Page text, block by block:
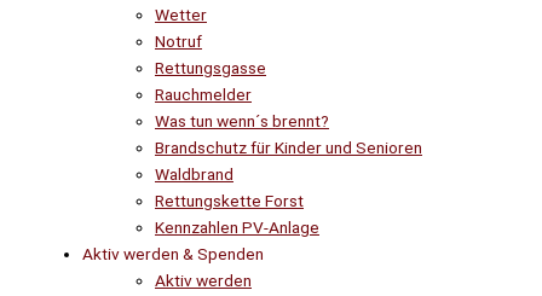
Wetter
Notruf
Rettungsgasse
Rauchmelder
Was tun wenn´s brennt?
Brandschutz für Kinder und Senioren
Waldbrand
Rettungskette Forst
Kennzahlen PV-Anlage
Aktiv werden & Spenden
Aktiv werden